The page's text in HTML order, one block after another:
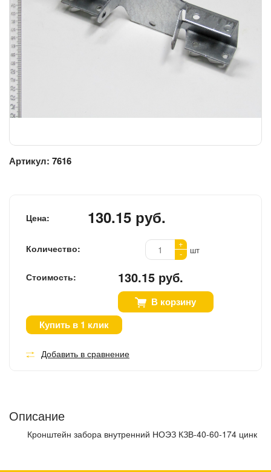
Артикул: 7616
Цена: 130.15 руб.
Количество:
+
-
шт
Стоимость: 130.15 руб.
В корзину
Купить в 1 клик
Добавить в сравнение
Описание
Кронштейн забора внутренний НОЭЗ КЗВ-40-60-174 цинк